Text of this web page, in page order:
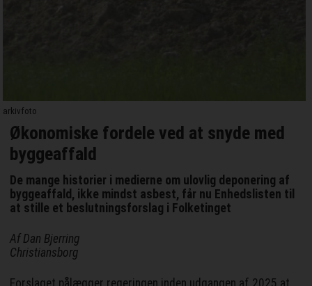
arkivfoto
Økonomiske fordele ved at snyde med
byggeaffald
De mange historier i medierne om ulovlig deponering af
byggeaffald, ikke mindst asbest, får nu Enhedslisten til
at stille et beslutningsforslag i Folketinget
Af Dan Bjerring
Christiansborg